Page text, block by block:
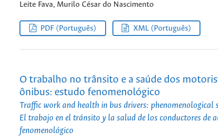
Leite Fava, Murilo César do Nascimento
PDF (Português) XML (Português)
O trabalho no trânsito e a saúde dos
ônibus: estudo fenomenológico
Traffic work and health in bus drivers: phenomenological
El trabajo en el tránsito y la salud de los conductores de
fenomenológico